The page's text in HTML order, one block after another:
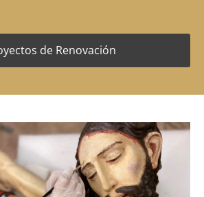
de Renovación